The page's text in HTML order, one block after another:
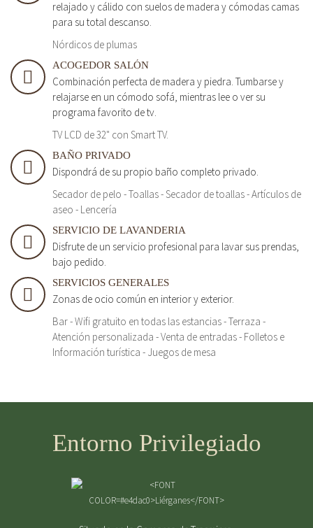
relajado y cálido con suelos de madera y cómodas camas
para su total descanso.
Nórdicos de plumas
ACOGEDOR SALÓN
Combinación perfecta de madera y piedra. Tumbarse y
relajarse en un cómodo sofá, mientras lee o ver su
programa favorito de tv.
TV LCD de 32" con Smart TV.
BAÑO PRIVADO
Dispondrá de su propio baño completo privado.
Secador de pelo - Toallas - Secador de toallas - Artículos de
aseo - Lencería
SERVICIO DE LAVANDERIA
Disfrute de un servicio profesional para lavar sus prendas,
bajo pedido.
SERVICIOS GENERALES
Zonas de ocio común en interior y exterior.
Bar - Wifi gratuito en todas las estancias - Terraza -
Atención personalizada - Venta de entradas - Folletos e
Información turística - Juegos de mesa
Entorno Privilegiado